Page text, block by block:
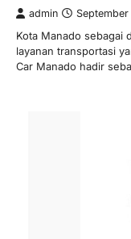
admin
Kota Manado sebagai
layanan transportasi
Car Manado hadir